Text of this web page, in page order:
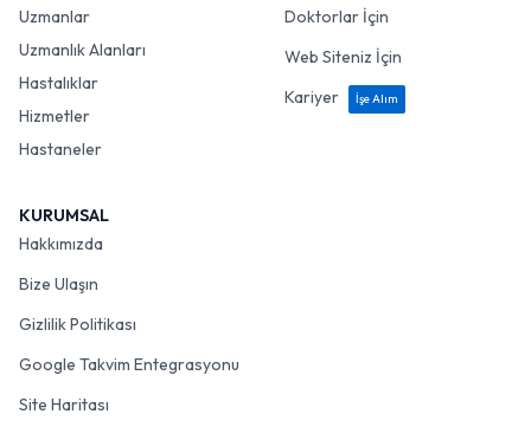
Uzmanlar
Uzmanlık Alanları
Hastalıklar
Hizmetler
Hastaneler
Doktorlar İçin
Web Siteniz İçin
Kariyer
İşe Alım
KURUMSAL
Hakkımızda
Bize Ulaşın
Gizlilik Politikası
Google Takvim Entegrasyonu
Site Haritası